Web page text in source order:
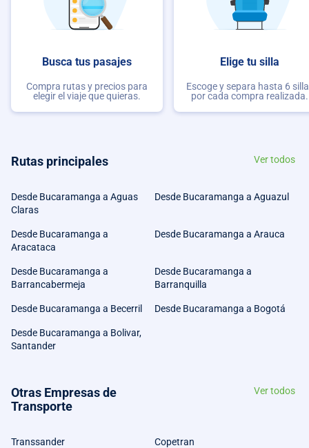
Busca tus pasajes
Compra rutas y precios para
elegir el viaje que quieras.
Elige tu silla
Escoge y separa hasta 6
por cada compra realizada.
Rutas principales Ver todos
Desde Bucaramanga a Aguas
Claras
Desde Bucaramanga a Aguazul
Desde Bucaramanga a
Aracataca
Desde Bucaramanga a Arauca
Desde Bucaramanga a
Barrancabermeja
Desde Bucaramanga a
Barranquilla
Desde Bucaramanga a Becerril Desde Bucaramanga a Bogotá
Desde Bucaramanga a Bolivar,
Santander
Otras Empresas de
Transporte
Ver todos
Transsander Copetran